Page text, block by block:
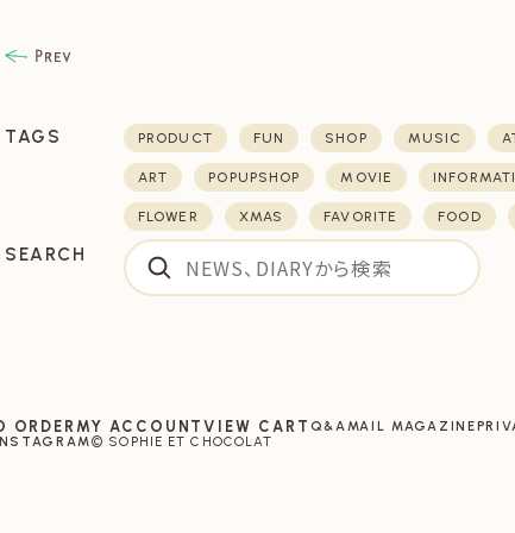
TAGS PRODUCT FUN SHOP MUSIC
ART POPUPSHOP MOVIE
FLOWER XMAS FAVORITE FOOD
SEARCH
ORDER MY ACCOUNTVIEW CART Q&AMAIL MAGAZINE
© SOPHIE ET CHOCOLAT